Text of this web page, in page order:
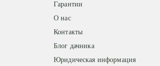
Гарантии
О нас
Контакты
Блог дачника
Юридическая информация